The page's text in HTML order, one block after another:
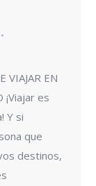
VIAJAR EN
¡Viajar es
Y si
que
destinos,